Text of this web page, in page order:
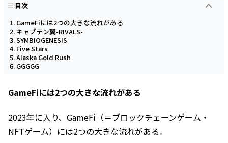
目次
GameFiには2つの大きな流れがある
キャプテン翼-RIVALS-
SYMBIOGENESIS
Five Stars
Alaska Gold Rush
GGGGG
GameFiには2つの大きな流れがある
2023年に入り、GameFi（＝ブロックチェーンゲーム・
NFTゲーム）には2つの大きな流れがある。